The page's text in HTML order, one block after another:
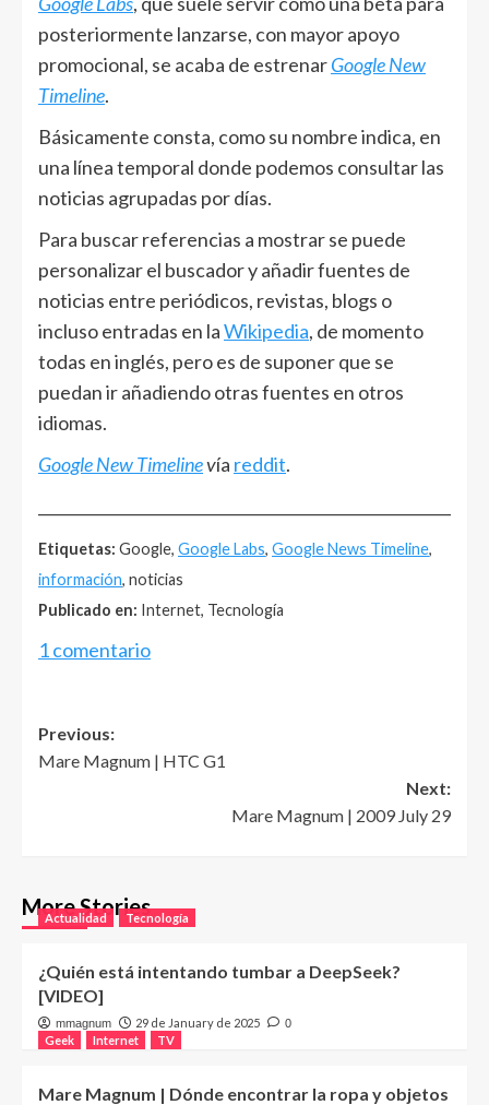
posteriormente lanzarse, con mayor apoyo
promocional, se acaba de estrenarGoogle New
Timeline.
Básicamente consta, como su nombre indica, en
una línea temporal donde podemos consultar las
noticias agrupadas por días.
Para buscar referencias a mostrar se puede
personalizar el buscador y añadir fuentes de
noticias entre periódicos, revistas, blogs o
incluso entradas en laWikipedia, de momento
todas en inglés, pero es de suponer que se
puedan ir añadiendo otras fuentes en otros
idiomas.
Google New Timelinevía reddit.
Etiquetas: Google, Google Labs, Google News Timeline,
información, noticias
Publicado en: Internet, Tecnología
1 comentario
Post
navigation
Previous:
Mare Magnum | HTC G1
Next:
Mare Magnum | 2009 July 29
More Stories
Actualidad Tecnología
¿Quién está intentando tumbar a DeepSeek?
[VIDEO]
mmagnum 29 de January de 2025 0
Geek Internet TV
Mare Magnum | Dónde encontrar la ropa y objetos